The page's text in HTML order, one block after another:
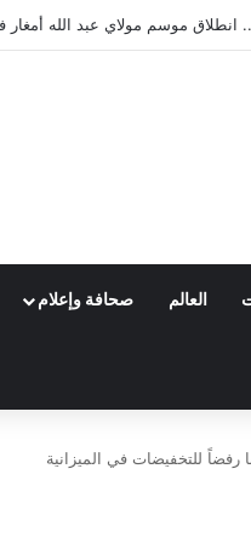
انطلاق موسم مولاي عبد الله أمغار
العالم صحافة وإعلام
للتخفيضات في الميزانية